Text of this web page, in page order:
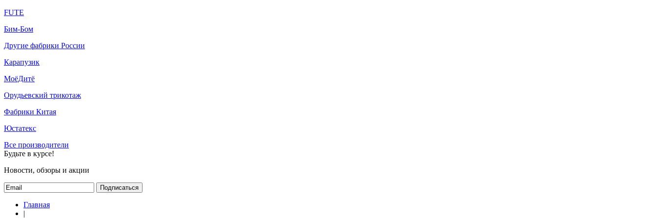
FUTE
Бим-Бом
Другие фабрики России
Карапузик
МоёДитё
Орудьевский трикотаж
Фабрики Китая
Юстатекс
Все производители
Будьте в курсе!
Новости, обзоры и акции
Подписаться
Главная
|